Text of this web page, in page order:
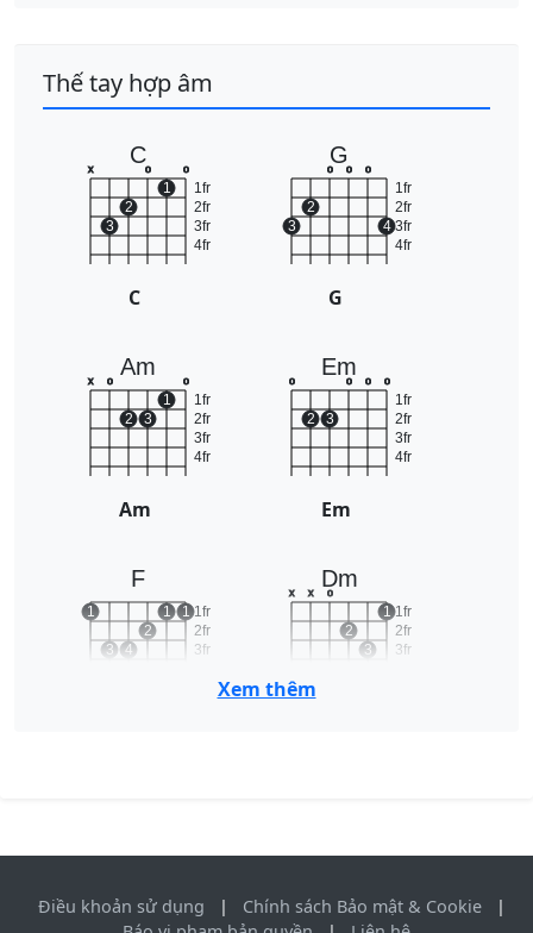
Thế tay hợp âm
C
1fr
2fr
3fr
4fr
x
3
2
o
1
o
C
G
1fr
2fr
3fr
4fr
3
2
o o o
4
G
Am
1fr
2fr
3fr
4fr
x o
2 3
1
o
Am
Em
1fr
2fr
3fr
4fr
o
2 3
o o o
Em
F
1fr
2fr
3fr
1
3 4
2
1 1
Dm
1fr
2fr
3fr
x x o
2
3
1
Xem thêm
Điều khoản sử dụng | Chính sách Bảo mật & Cookie
|